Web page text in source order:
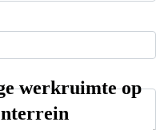
werkruimte op